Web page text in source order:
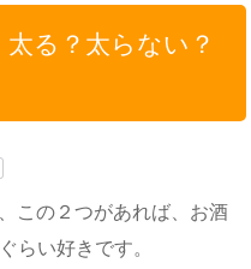
る？太らない？
この２つがあれば、お酒
らい好きです。